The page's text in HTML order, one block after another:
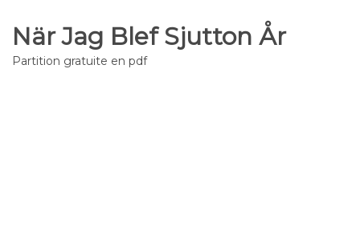
När Jag Blef Sjutton År
Partition gratuite en pdf